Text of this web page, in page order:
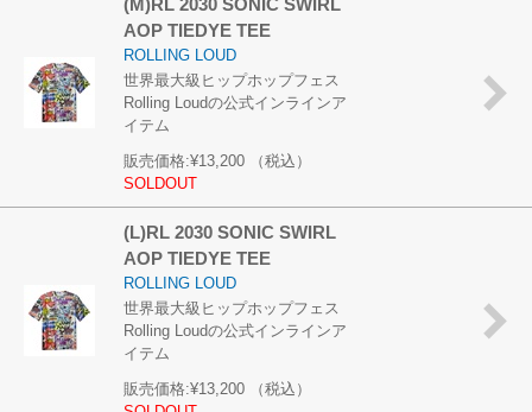
AOP TIEDYE TEE
ROLLING LOUD
世界最大級ヒップホップフェス
Rolling Loudの公式インラインア
イテム
販売価格:¥13,200
（税込）
SOLDOUT
(L)RL 2030 SONIC SWIRL
AOP TIEDYE TEE
ROLLING LOUD
世界最大級ヒップホップフェス
Rolling Loudの公式インラインア
イテム
販売価格:¥13,200
（税込）